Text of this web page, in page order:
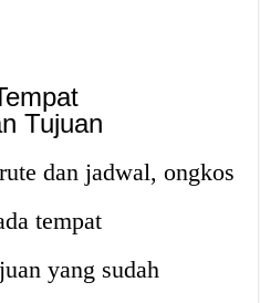
Tujuan
dan jadwal, ongkos
tempat
yang sudah